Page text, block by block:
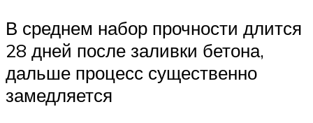
В среднем набор прочности длится
28 дней после заливки бетона,
дальше процесс существенно
замедляется